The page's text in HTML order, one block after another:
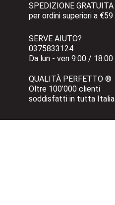
SPEDIZIONE GRATUITA
per ordini superiori a €59
SERVE AIUTO?
0375833124
Da lun - ven 9:00 / 18:00
QUALITÀ PERFETTO ®
Oltre 100’000 clienti
soddisfatti in tutta Italia